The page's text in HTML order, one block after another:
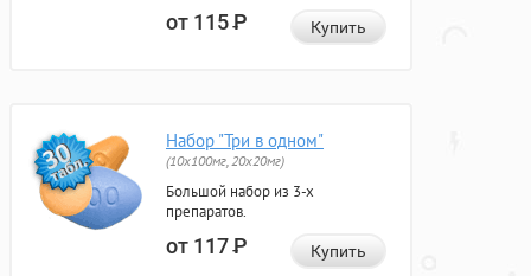
от 115Р Купить
Набор "Три в одном"
(10x100мг, 20x20мг)
Большой набор из 3-х
препаратов.
от 117Р Купить